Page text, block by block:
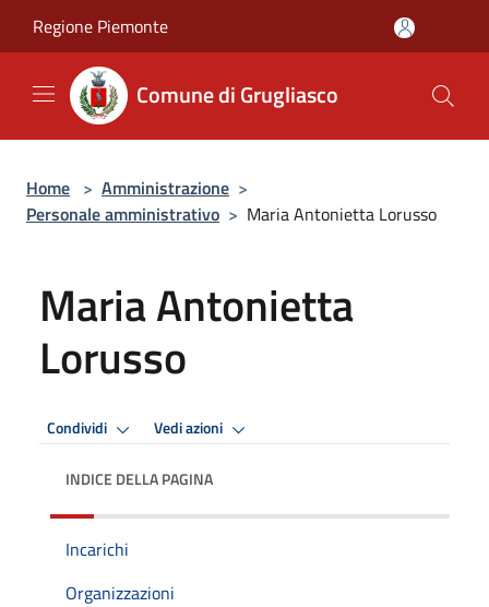
Regione Piemonte
Comune di Grugliasco
Home > Amministrazione >
Personale amministrativo > Maria Antonietta Lorusso
Maria Antonietta
Lorusso
Condividi Vedi azioni
INDICE DELLA PAGINA
Incarichi
Organizzazioni